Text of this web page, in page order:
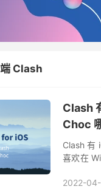
Clash
Clash
Choc
Clash 有
喜欢在
2022-